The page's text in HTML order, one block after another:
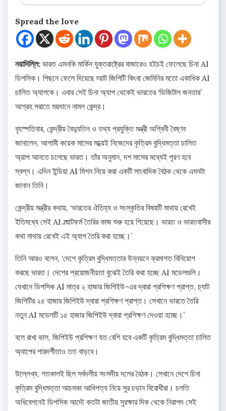
Spread the love
নয়াদিল্লি: ভারত এমনকি মার্কিন যুক্তরাষ্ট্রের বাজারেও হইচই ফেলেছে চিনা AI
ডিপসিক। পিছনে ফেলে দিয়েছে চ্য়াট জিপিটি কিংবা জেমিনির মতো একাধিক AI
চালিত অ্যাপকে। এবার সেই চিনা অ্যাপ থেকেই ভারতের ‘ডিজিটাল জনতার’
আগ্রহ সরাতে ময়দানে নামল কেন্দ্র।
বৃহস্পতিবার, কেন্দ্রীয় বৈদ্যুতিন ও তথ্য প্রযুক্তি মন্ত্রী অশ্বিনী বৈষ্ণব
জানালেন, আগামী কয়েক মাসের মধ্য়েই নিজেদের কৃত্রিম বুদ্ধিমত্তা চালিত
অ্য়াপ আনতে চলেছে ভারত। তাঁর অনুমান, দশ মাসের মধ্যেই পূরণ হবে
স্বপ্ন। এদিন ইন্ডিয়া AI মিশন নিয়ে করা একটি সাংবাদিক বৈঠক থেকে এমনটা
জানান তিনি।
কেন্দ্রীয় মন্ত্রীর কথায়, ‘ভারতের ঐতিহ্য ও সংস্কৃতির বিষয়টি মাথায় রেখেই
ইতিমধ্যে সেই AI প্ল্য়াটফর্ম তৈরির কাজ শুরু হয়ে গিয়েছে। ভারত ও ভারতবাসীর
কথা মাথায় রেখেই এই অ্যাপ তৈরি করা হচ্ছে।’
তিনি আরও বলেন, ‘দেশে কৃত্রিম বুদ্ধিমত্তার উন্নয়নে ক্রমাগত বিনিয়োগ
করছে ভারত। দেশের প্রয়োজনীয়তা বুঝেই তৈরি করা হচ্ছে AI মডেলগুলি।
যেখানে ডিপসিক AI মাত্র ২ হাজার জিপিইউ-এর দ্বারা প্রশিক্ষণ প্রাপ্ত, চ্যাট
জিপিটির ২৫ হাজার জিপিইউ দ্বারা প্রশিক্ষণ প্রাপ্ত। সেখানে ভারতে তৈরি
নতুন AI মডেলটি ১৫ হাজার জিপিইউ দ্বারা প্রশিক্ষণ দেওয়া হচ্ছে।’
বলে রাখা ভাল, জিপিইউ প্রশিক্ষণ যত বেশি হবে একটি কৃত্রিম বুদ্ধিমত্তা চালিত
অ্যাপের পারদর্শীতাও তত বাড়বে।
উল্লেখ্য, গতকালই ছিল সর্বদলীয় সংসদীয় দলের বৈঠক। সেখানে দেশে চিনা
কৃত্রিম বুদ্ধিমত্তা আচমকা আধিপত্য নিয়ে সুর চড়ান বিরোধীরা। চলতি
অধিবেশনেই ডিপসিক আদৌ কতটা জাতীয় সুরক্ষার দিক থেকে নিরাপদ সেই